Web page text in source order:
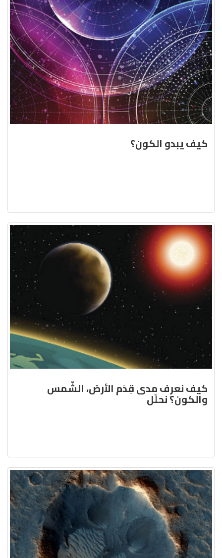
كيف يبدو الكون؟
كيف نعرف مدى قِدَم الأرض، الشّمس
والكون؟ نحلّل